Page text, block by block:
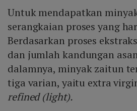
Untuk mendapatkan
serangkaian proses yang
Berdasarkan proses
dan jumlah kandungan
dalamnya, minyak zaitun
tiga varian, yaitu extra
refined (light).